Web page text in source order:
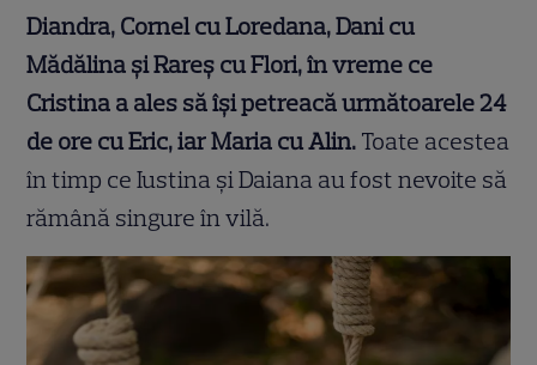
Diandra, Cornel cu Loredana, Dani cu
Mădălina şi Rareş cu Flori, în vreme ce
Cristina a ales să îşi petreacă următoarele 24
de ore cu Eric, iar Maria cu Alin. Toate acestea
în timp ce Iustina şi Daiana au fost nevoite să
rămână singure în vilă.